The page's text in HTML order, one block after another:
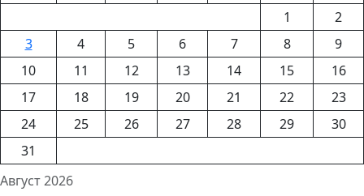
Август 2026
1
2
3
4 5 6 7 8
9
10
11 12 13 14 15
16
17
18 19 20 21 22
23
24
25 26 27 28 29
30
31